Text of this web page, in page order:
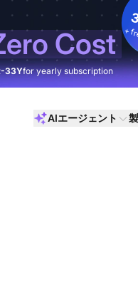
Cost +
33Yfor yearly subscription
AIエージェント